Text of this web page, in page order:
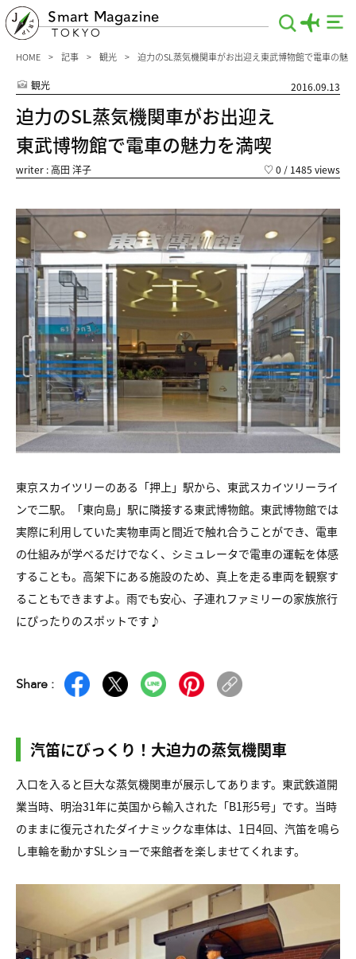
Smart Magazine
TOKYO
HOME 記事 観光 迫力のSL蒸気機関車がお出迎え東武博物館で電車の魅
観光 2016.09.13
迫力のSL蒸気機関車がお出迎え
東武博物館で電車の魅力を満喫
writer : 高田 洋子 ♡ 0 / 1485 views
東京スカイツリーのある「押上」駅から、東武スカイツリーライ
ンで二駅。「東向島」駅に隣接する東武博物館。東武博物館では
実際に利用していた実物車両と間近で触れ合うことができ、電車
の仕組みが学べるだけでなく、シミュレータで電車の運転を体感
することも。高架下にある施設のため、真上を走る車両を観察す
ることもできますよ。雨でも安心、子連れファミリーの家族旅行
にぴったりのスポットです♪
Share :
汽笛にびっくり！大迫力の蒸気機関車
入口を入ると巨大な蒸気機関車が展示してあります。東武鉄道開
業当時、明治31年に英国から輸入された「B1形5号」です。当時
のままに復元されたダイナミックな車体は、1日4回、汽笛を鳴ら
し車輪を動かすSLショーで来館者を楽しませてくれます。